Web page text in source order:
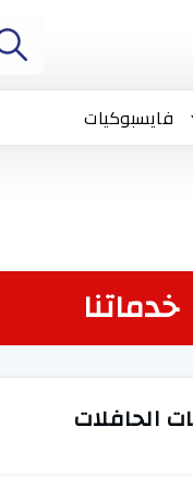
فايسبوكيات
خدماتنا
الحافلات